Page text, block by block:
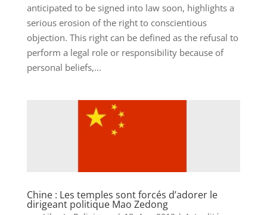
anticipated to be signed into law soon, highlights a
serious erosion of the right to conscientious
objection. This right can be defined as the refusal to
perform a legal role or responsibility because of
personal beliefs,...
Chine : Les temples sont forcés d’adorer le
dirigeant politique Mao Zedong